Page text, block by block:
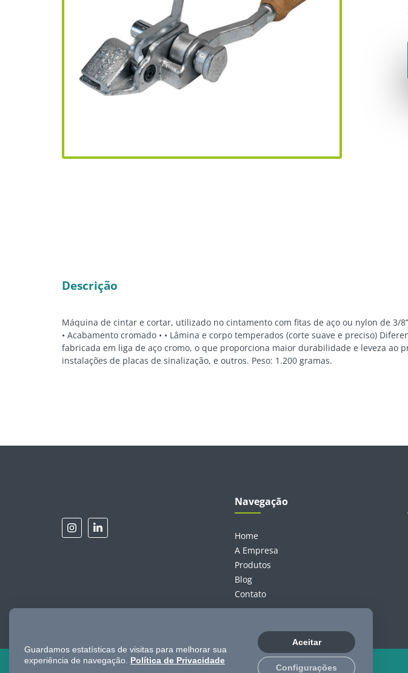
Descrição
Máquina de cintar e cortar, utilizado no cintamento com fitas de aço ou nylon de 3/
• Acabamento cromado • • Lâmina e corpo temperados (corte suave e preciso)
fabricada em liga de aço cromo, o que proporciona maior durabilidade e leveza ao
instalações de placas de sinalização, e outros. Peso: 1.200 gramas.
Navegação
Home
A Empresa
Produtos
Blog
Contato
© 2024 Todos os direitos reservados a TGL Telecom
Guardamos estatísticas de visitas para melhorar sua
experiência de navegação. Política de Privacidade
Aceitar
Configurações